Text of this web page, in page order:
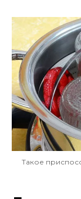
Такое